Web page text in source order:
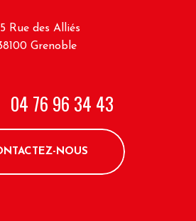
Rue des Alliés
Grenoble
04 76 96 34 43
NOUS